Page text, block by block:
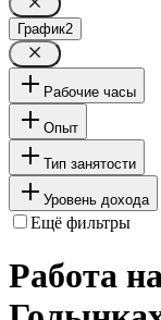
График2
Рабочие часы
Опыт
Тип занятости
Уровень дохода
Ещё фильтры
Работа